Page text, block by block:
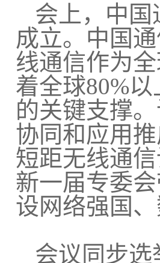
会上，中
成立。中国
线通信作为
着全球80%
的关键支撑
协同和应用
短距无线通
新一届专委
设网络强国
会议同步